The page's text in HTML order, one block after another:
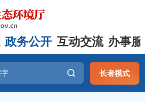
政务公开 互动交流 办事
长者模式